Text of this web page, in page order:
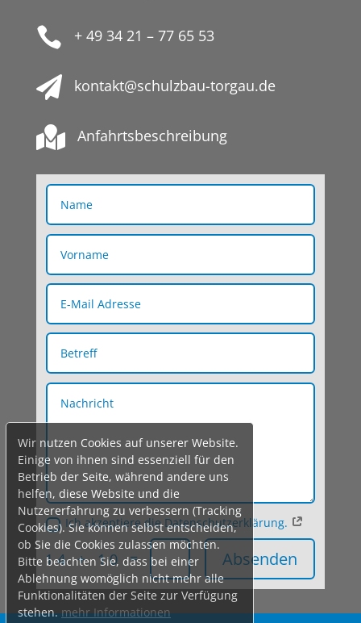
Wir nutzen Cookies auf unserer Website.
Einige von ihnen sind essenziell für den
Betrieb der Seite, während andere uns
helfen, diese Website und die
Nutzererfahrung zu verbessern (Tracking
Cookies). Sie können selbst entscheiden,
ob Sie die Cookies zulassen möchten.
Bitte beachten Sie, dass bei einer
Ablehnung womöglich nicht mehr alle
Funktionalitäten der Seite zur Verfügung
stehen.mehr Informationen
 + 49 34 21 – 77 65 53
 kontakt@schulzbau-torgau.de
 Anfahrtsbeschreibung
Ich akzeptiere die Datenschutzerklärung.
14 + 10 = Absenden